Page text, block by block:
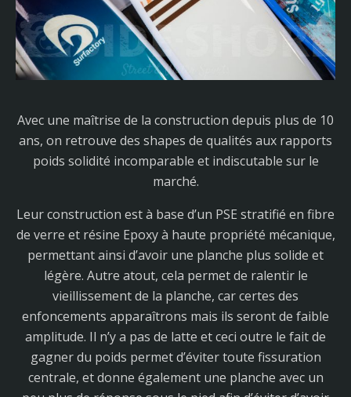
Avec une maîtrise de la construction depuis plus de 10
ans, on retrouve des shapes de qualités aux rapports
poids solidité incomparable et indiscutable sur le
marché.
Leur construction est à base d’un PSE stratifié en fibre
de verre et résine Epoxy à haute propriété mécanique,
permettant ainsi d’avoir une planche plus solide et
légère. Autre atout, cela permet de ralentir le
vieillissement de la planche, car certes des
enfoncements apparaîtrons mais ils seront de faible
amplitude. Il n’y a pas de latte et ceci outre le fait de
gagner du poids permet d’éviter toute fissuration
centrale, et donne également une planche avec un